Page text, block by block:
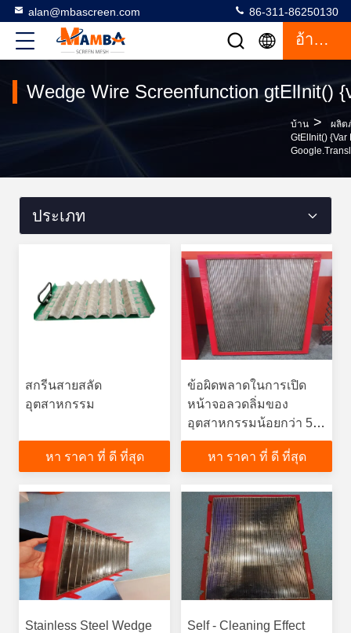
alan@mbascreen.com 86-311-86250130
อ้างอิง
Wedge Wire Screenfunction gtElInit()
บ้าน >
ผลิ
GtElInit() {var
ประเภท
สกรีนสายสลัด
อุตสาหกรรม
หา ราคา ที่ ดี ที่สุด
ข้อผิดพลาดในการเปิด
หน้าจอลวดลิ่มของ
อุตสาหกรรมน้อยกว่า 5%
สำหรับการกรองและการ
แยกหา ราคา ที่ ดี ที่สุด
Stainless Steel Wedge
Self - Cleaning Effect